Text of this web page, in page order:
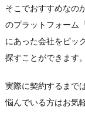
そこでおすすめなの
のプラットフォーム
にあった会社をピッ
探すことができます。
実際に契約するまで
悩んでいる方はお気